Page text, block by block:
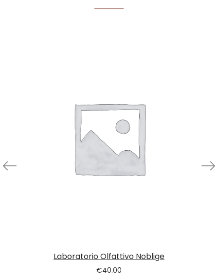
Laboratorio Olfattivo Noblige
€40.00